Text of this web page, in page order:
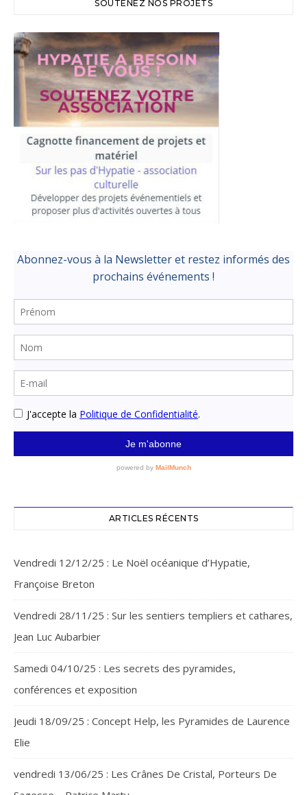
SOUTENEZ NOS PROJETS
ARTICLES RÉCENTS
Vendredi 12/12/25 : Le Noël océanique d’Hypatie,
Françoise Breton
Vendredi 28/11/25 : Sur les sentiers templiers et cathares,
Jean Luc Aubarbier
Samedi 04/10/25 : Les secrets des pyramides,
conférences et exposition
Jeudi 18/09/25 : Concept Help, les Pyramides de Laurence
Elie
vendredi 13/06/25 : Les Crânes De Cristal, Porteurs De